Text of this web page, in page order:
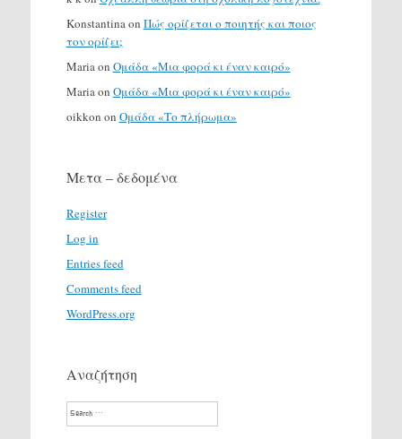
Konstantinaon Πώς ορίζεται ο ποιητής και ποιος
τον ορίζει;
Mariaon Ομάδα «Μια φορά κι έναν καιρό»
Mariaon Ομάδα «Μια φορά κι έναν καιρό»
oikkon on Ομάδα «Το πλήρωμα»
Μετα – δεδομένα
Register
Log in
Entries feed
Comments feed
WordPress.org
Αναζήτηση
Search